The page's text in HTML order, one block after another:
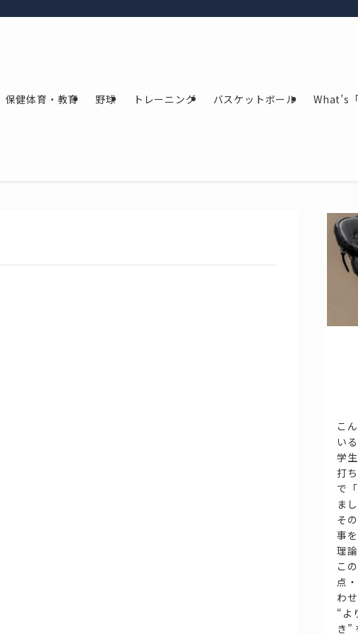
保健体育・教育 野球 トレーニング バスケットボール What’s
こ
い
学
打
で
まし
そ
事
理
こ
点
わせ
“よ
き”